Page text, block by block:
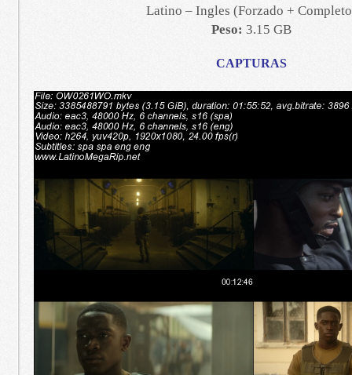
Latino – Ingles (Forzado +
Peso: 3.15 GB
CAPTURAS